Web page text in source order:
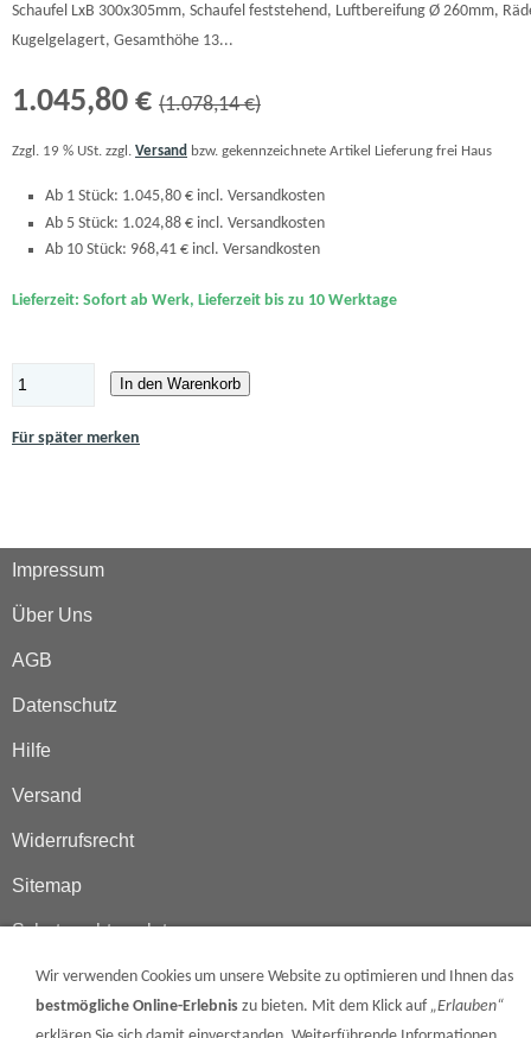
Schaufel LxB 300x305mm, Schaufel feststehend, Luftbereifung Ø 260mm,
Kugelgelagert, Gesamthöhe 13...
1.045,80 € (1.078,14 €)
Zzgl. 19 % USt. zzgl. Versand bzw. gekennzeichnete Artikel Lieferung frei Haus
Ab 1 Stück: 1.045,80 € incl. Versandkosten
Ab 5 Stück: 1.024,88 € incl. Versandkosten
Ab 10 Stück: 968,41 € incl. Versandkosten
Lieferzeit: Sofort ab Werk, Lieferzeit bis zu 10 Werktage
In den Warenkorb
Für später merken
Impressum
Über Uns
AGB
Datenschutz
Hilfe
Versand
Widerrufsrecht
Sitemap
Schutzrechtsverletzungen
Cooki Einstellungen
Wir verwenden Cookies um unsere Website zu optimieren und Ihnen das
bestmögliche Online-Erlebnis zu bieten. Mit dem Klick auf „Erlauben“